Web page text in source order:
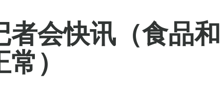
者会快讯（食品和
）